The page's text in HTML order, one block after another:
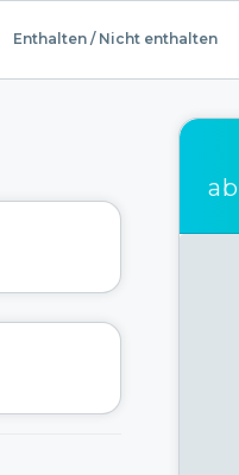
Enthalten / Nicht enthalten
ab